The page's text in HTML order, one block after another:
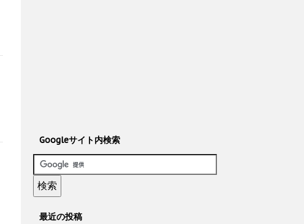
Googleサイト内検索
最近の投稿